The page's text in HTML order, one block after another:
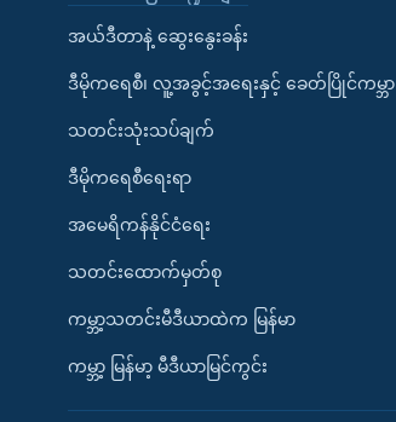
အယ်ဒီတာနဲ့ ဆွေးနွေးခန်း
ဒီမိုကရေစီ၊ လူ့အခွင့်အရေးနှင့် ခေတ်ပြိုင်ကမ္ဘာ
သတင်းသုံးသပ်ချက်
ဒီမိုကရေစီရေးရာ
အမေရိကန်နိုင်ငံရေး
သတင်းထောက်မှတ်စု
ကမ္ဘာ့သတင်းမီဒီယာထဲက မြန်မာ
ကမ္ဘာ့ မြန်မာ့ မီဒီယာမြင်ကွင်း